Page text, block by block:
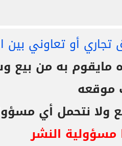
أو تعاوني بين
به من بيع
موقعه
ولا نتحمل أي
مسؤولية النشر